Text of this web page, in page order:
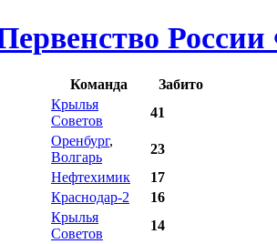
Команда
Забито
Крылья
Советов
41
Оренбург,
Волгарь
23
Нефтехимик
17
Краснодар-2
16
Крылья
Советов
14